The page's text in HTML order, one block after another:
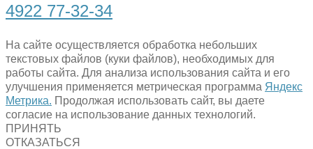
4922 77-32-34
На сайте осуществляется обработка небольших
текстовых файлов (куки файлов), необходимых для
работы сайта. Для анализа использования сайта и его
улучшения применяется метрическая программа Яндекс
Метрика. Продолжая использовать сайт, вы даете
согласие на использование данных технологий.
ПРИНЯТЬ
ОТКАЗАТЬСЯ